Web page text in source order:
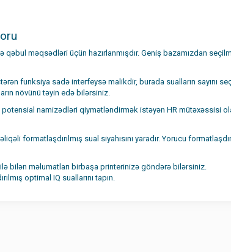
məqsədləri üçün hazırlanmışdır. Geniş bazamızdan
funksiya sadə interfeysə malikdir, burada sualların sayını
növünü təyin edə bilərsiniz.
namizədləri qiymətləndirmək istəyən HR mütəxəssisi
formatlaşdırılmış sual siyahısını yaradır. Yorucu
bilən məlumatları birbaşa printerinizə göndərə bilərsiniz.
optimal IQ suallarını tapın.